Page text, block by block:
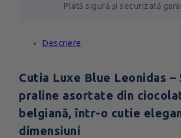
Plată sigură și securizată
Descriere
Cutia Luxe Blue Leonidas –
praline asortate din
belgiană, într-o cutie
dimensiuni